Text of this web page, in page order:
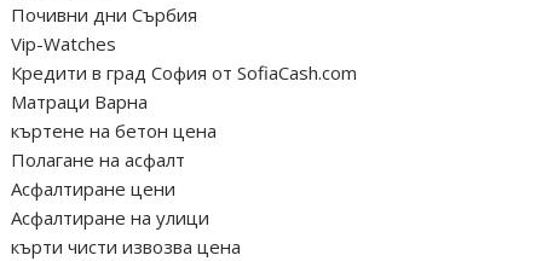
Почивни дни Сърбия
Vip-Watches
Кредити в град София от SofiaCash.com
Матраци Варна
къртене на бетон цена
Полагане на асфалт
Асфалтиране цени
Асфалтиране на улици
кърти чисти извозва цена